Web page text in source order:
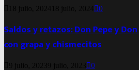
18 julio, 2024 18 julio, 2024 0
Saldos y retazos: Don Pepe y
con grapa y chismecitos
9 julio, 20239 julio, 2023 0